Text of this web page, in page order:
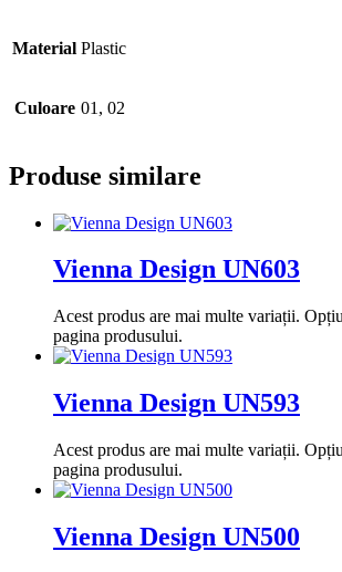
Material Plastic
Culoare 01, 02
Produse similare
Vienna Design UN603
Acest produs are mai multe variații.
pagina produsului.
Vienna Design UN593
Acest produs are mai multe variații.
pagina produsului.
Vienna Design UN500